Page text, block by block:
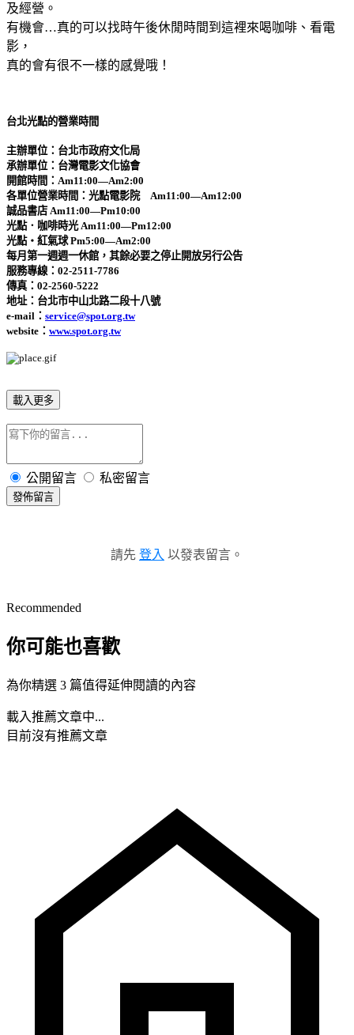
及經營。
有機會…真的可以找時午後休閒時間到這裡來喝咖啡、看電
影，
真的會有很不一樣的感覺哦！
台北光點的營業時間
主辦單位：台北市政府文化局
承辦單位：台灣電影文化協會
開館時間：Am11:00—Am2:00
各單位營業時間：光點電影院 Am11:00—Am12:00
誠品書店 Am11:00—Pm10:00
光點．咖啡時光 Am11:00—Pm12:00
光點‧紅氣球 Pm5:00—Am2:00
每月第一週週一休館，其餘必要之停止開放另行公告
服務專線：02-2511-7786
傳真：02-2560-5222
地址：台北市中山北路二段十八號
e-mail： service@spot.org.tw
website： www.spot.org.tw
載入更多
公開留言 私密留言
發佈留言
請先 登入 以發表留言。
Recommended
你可能也喜歡
為你精選 3 篇值得延伸閱讀的內容
載入推薦文章中...
目前沒有推薦文章